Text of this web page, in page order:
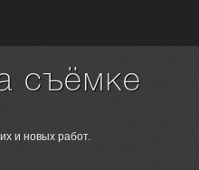
съёмке
и новых работ.